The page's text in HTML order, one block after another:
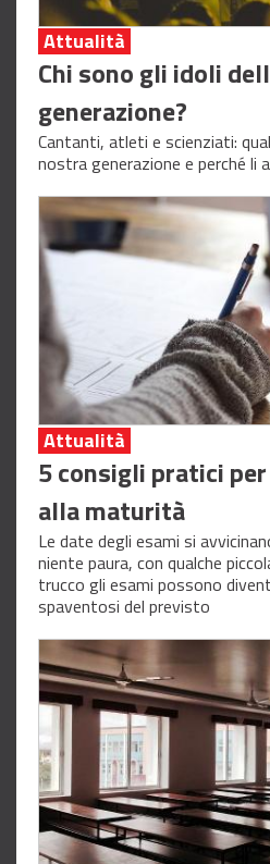
Attualità
Chi sono gli idoli
generazione?
Cantanti, atleti e scienziati:
nostra generazione e perché li
Attualità
5 consigli pratici
alla maturità
Le date degli esami si
niente paura, con qualche
trucco gli esami possono
spaventosi del previsto